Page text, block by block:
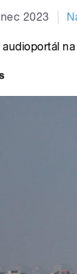
2023
audioportál